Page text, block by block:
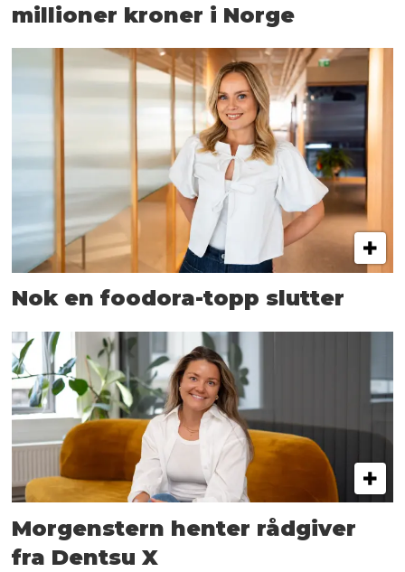
millioner kroner i Norge
Nok en foodora-topp slutter
Morgenstern henter rådgiver
fra Dentsu X